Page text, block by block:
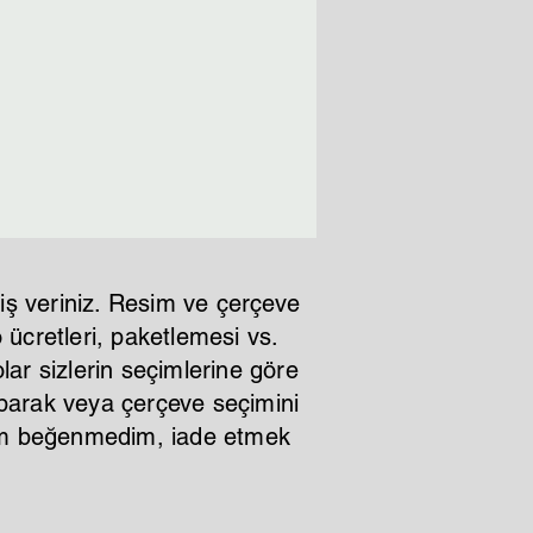
veriniz. Resim ve çerçeve
ücretleri, paketlemesi vs.
sizlerin seçimlerine göre
veya çerçeve seçimini
beğenmedim, iade etmek